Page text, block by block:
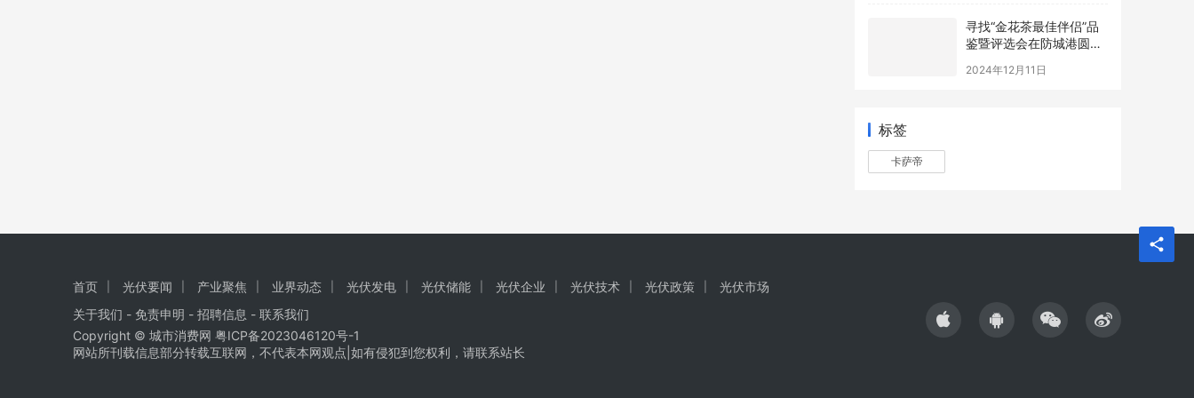
寻找“金花茶最佳伴侣”品
鉴暨评选会在防城港圆满
举办，年度最佳配方诞生
2024年12月11日
标签
卡萨帝
首页 光伏要闻 产业聚焦 业界动态 光伏发电 光伏储能 光伏企业 光伏技术 光伏政策
光伏市场
关于我们 - 免责申明 - 招聘信息 - 联系我们
Copyright © 城市消费网 粤ICP备2023046120号-1
网站所刊载信息部分转载互联网，不代表本网观点|如有侵犯到您权利，请联系站长